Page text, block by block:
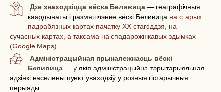
Дзе знаходзіцца вёска Беливица — геаграфічныя
каардынаты і размяшчэнне вёскі Беливица на старых
падрабязных картах пачатку ХХ стагоддзя, на
сучасных картах, а таксама на спадарожнікавых здымках
(Google Maps)
Адміністрацыйная прыналежнасць вёскі
Беливица — у якія адміністрацыйна-тэрытарыяльная
адзінкі населены пункт уваходзіў у розныя гістарычныя
перыяды: